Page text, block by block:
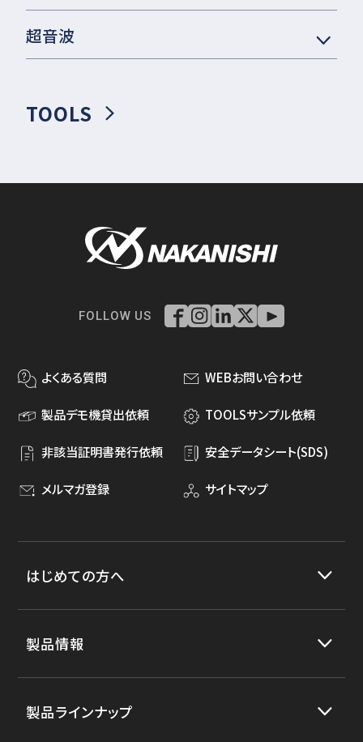
超音波
TOOLS
FOLLOW US
よくある質問 WEBお問い合わせ
製品デモ機貸出依頼 TOOLSサンプル依頼
非該当証明書発行依頼 安全データシート(SDS)
メルマガ登録 サイトマップ
はじめての方へ
製品情報
製品ラインナップ